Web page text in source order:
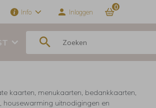
Info Inloggen
0
kaarten, menukaarten, bedankkaarten,
housewarming uitnodigingen en